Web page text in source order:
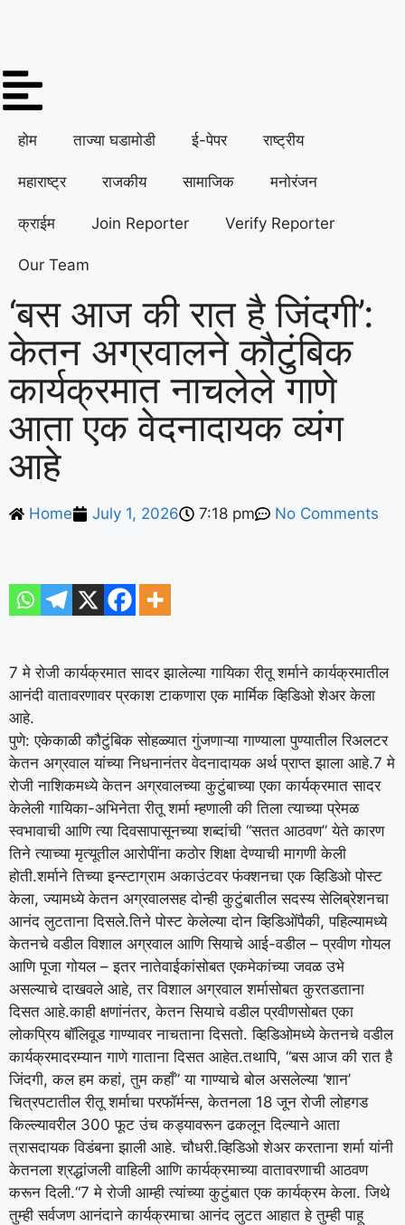
होम ताज्या घडामोडी ई-पेपर राष्ट्रीय
महाराष्ट्र राजकीय सामाजिक मनोरंजन
क्राईम Join Reporter Verify Reporter
Our Team
‘बस आज की रात है जिंदगी’:
केतन अग्रवालने कौटुंबिक
कार्यक्रमात नाचलेले गाणे
आता एक वेदनादायक व्यंग
आहे
Home July 1, 2026 7:18 pm No Comments
7 मे रोजी कार्यक्रमात सादर झालेल्या गायिका रीतू शर्माने कार्यक्रमातील
आनंदी वातावरणावर प्रकाश टाकणारा एक मार्मिक व्हिडिओ शेअर केला
आहे.
पुणे: एकेकाळी कौटुंबिक सोहळ्यात गुंजणाऱ्या गाण्याला पुण्यातील रिअलटर
केतन अग्रवाल यांच्या निधनानंतर वेदनादायक अर्थ प्राप्त झाला आहे.7 मे
रोजी नाशिकमध्ये केतन अग्रवालच्या कुटुंबाच्या एका कार्यक्रमात सादर
केलेली गायिका-अभिनेता रीतू शर्मा म्हणाली की तिला त्याच्या प्रेमळ
स्वभावाची आणि त्या दिवसापासूनच्या शब्दांची “सतत आठवण” येते कारण
तिने त्याच्या मृत्यूतील आरोपींना कठोर शिक्षा देण्याची मागणी केली
होती.शर्माने तिच्या इन्स्टाग्राम अकाउंटवर फंक्शनचा एक व्हिडिओ पोस्ट
केला, ज्यामध्ये केतन अग्रवालसह दोन्ही कुटुंबातील सदस्य सेलिब्रेशनचा
आनंद लुटताना दिसले.तिने पोस्ट केलेल्या दोन व्हिडिओंपैकी, पहिल्यामध्ये
केतनचे वडील विशाल अग्रवाल आणि सियाचे आई-वडील – प्रवीण गोयल
आणि पूजा गोयल – इतर नातेवाईकांसोबत एकमेकांच्या जवळ उभे
असल्याचे दाखवले आहे, तर विशाल अग्रवाल शर्मासोबत कुरतडताना
दिसत आहे.काही क्षणांनंतर, केतन सियाचे वडील प्रवीणसोबत एका
लोकप्रिय बॉलिवूड गाण्यावर नाचताना दिसतो.व्हिडिओमध्ये केतनचे वडील
कार्यक्रमादरम्यान गाणे गाताना दिसत आहेत.तथापि, “बस आज की रात है
जिंदगी, कल हम कहां, तुम कहाँ” या गाण्याचे बोल असलेल्या ‘शान’
चित्रपटातील रीतू शर्माचा परफॉर्मन्स, केतनला 18 जून रोजी लोहगड
किल्ल्यावरील 300 फूट उंच कड्यावरून ढकलून दिल्याने आता
त्रासदायक विडंबना झाली आहे. चौधरी.व्हिडिओ शेअर करताना शर्मा यांनी
केतनला श्रद्धांजली वाहिली आणि कार्यक्रमाच्या वातावरणाची आठवण
करून दिली.“7 मे रोजी आम्ही त्यांच्या कुटुंबात एक कार्यक्रम केला. जिथे
तुम्ही सर्वजण आनंदाने कार्यक्रमाचा आनंद लुटत आहात हे तुम्ही पाहू